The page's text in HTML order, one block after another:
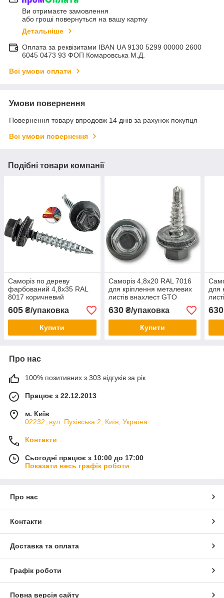
Ви отримаєте замовлення
або гроші повернуться на вашу картку
Детальніше
Оплата за реквізитами IBAN UA 9130 5299 00000 2600
6045 0473 93 ФОП Комаровська М.Д.
Всі умови оплати
Умови повернення
Повернення товару впродовж 14 днів за рахунок покупця
Всі умови повернення
Подібні товари компанії
Саморіз по дереву
фарбований 4,8х35 RAL
8017 коричневий
Gunnebo-Etanco (уп. 250
шт)
605 ₴/упаковка
Купити
Саморіз 4,8х20 RAL 7016
для кріплення металевих
листів внахлест GTO
Gunnebo-Etanco (уп. 250
шт)
630₴/упаковка
Купити
для
шт)
630
Про нас
100% позитивних з 303 відгуків за рік
Працює з 22.12.2013
м. Київ
02232, вул. Пухівська 2, Київ, Україна
Контакти
Сьогодні працює з 10:00 до 17:00
Показати весь графік роботи
Про нас
Контакти
Доставка та оплата
Графік роботи
Повна версія сайту